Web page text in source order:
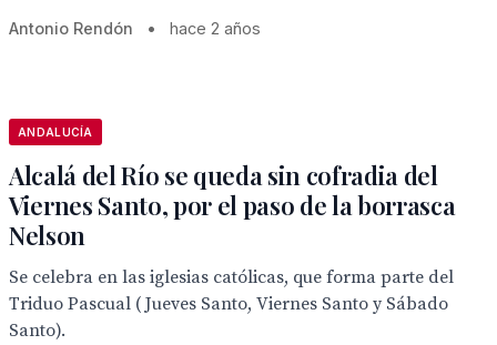
Antonio Rendón • hace 2 años
ANDALUCÍA
Alcalá del Río se queda sin cofradia del
Viernes Santo, por el paso de la borrasca
Nelson
Se celebra en las iglesias católicas, que forma parte del
Triduo Pascual ( Jueves Santo, Viernes Santo y Sábado
Santo).